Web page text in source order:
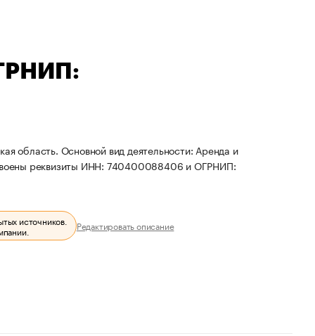
область. Основной вид деятельности: Аренда и
реквизиты ИНН: 740400088406 и ОГРНИП:
источников.
Редактировать описание